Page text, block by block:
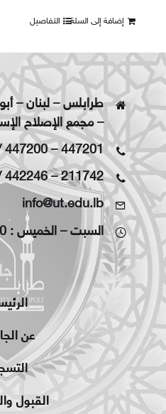
إضافة إلى السلة التفاصيل
طرابلس – لبنان –
– مجمع الإصلاح
447200–447201
442246–211742
info@ut.edu.lb
السبت – الخميس : 8:00 ص – 8:00 م
عن
القبول